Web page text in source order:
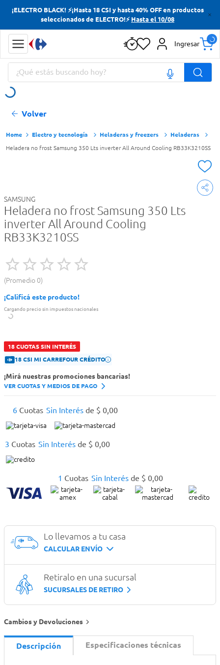
¡ELECTRO BLACK! ⚡¡Hasta 18 CSI y hasta 40% OFF en productos
seleccionados de ELECTRO!⚡ Hasta el 10/08
Ingresar
¿Qué estás buscando hoy?
Volver
Electro y tecnología Heladeras y freezers Heladeras
Heladera no frost Samsung 350 Lts inverter All Around Cooling RB33K3210SS
SAMSUNG
Heladera no frost Samsung 350 Lts
inverter All Around Cooling
RB33K3210SS
Promedio 0
¡Calificá este producto!
Cargando precio sin impuestos nacionales
18 CUOTAS SIN INTERÉS
18 CSI MI CARREFOUR CRÉDITO
¡Mirá nuestras promociones bancarias!
VER CUOTAS Y MEDIOS DE PAGO
1 Cuotas Sin Interés de $ 0,00
3 Cuotas Sin Interés de $ 0,00
6 Cuotas Sin Interésde $ 0,00
Lo llevamos a tu casa
CALCULAR ENVÍO
Retiralo en una sucursal
SUCURSALES DE RETIRO
Cambios y Devoluciones
Descripción Especificaciones técnicas
Términos más buscados
Yerba
Cerveza
Doves
Términos más buscados
Yerba
Cerveza
Doves
Papas Fritas